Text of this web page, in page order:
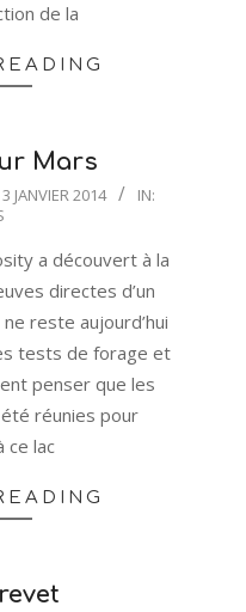
de la
Mars
3 JANVIER 2014
IN:
a découvert à la
directes d’un
ne reste aujourd’hui
tests de forage et
penser que les
réunies pour
ce lac